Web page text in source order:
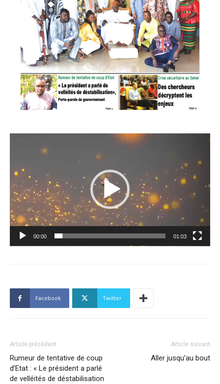
Lecteur
00:00 01:03
Facebook Twitter
Article précédent
Rumeur de tentative de coup
d’Etat : « Le président a parlé
de velléités de déstabilisation
Article suivant
Aller jusqu’au bout